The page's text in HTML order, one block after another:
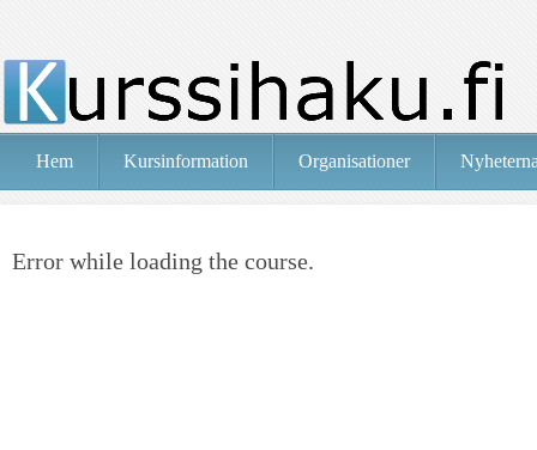
Hem Kursinformation Organisationer
Error while loading the course.